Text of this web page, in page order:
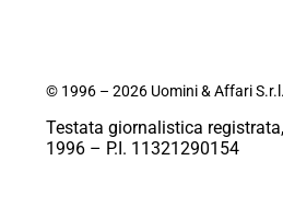
© 1996 – 2026 Uomini & Affari
Testata giornalistica
1996 – P.I. 11321290154